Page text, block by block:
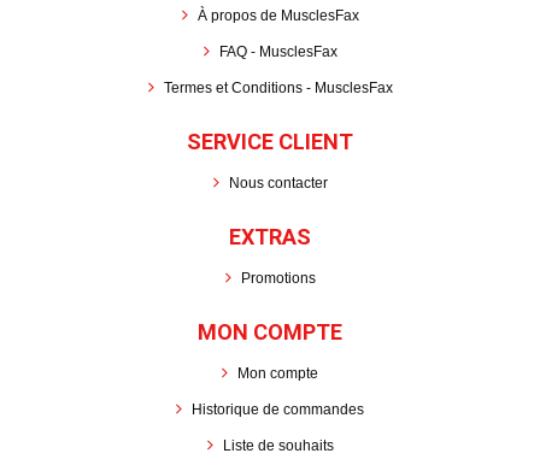
À propos de MusclesFax
FAQ - MusclesFax
Termes et Conditions - MusclesFax
SERVICE CLIENT
Nous contacter
EXTRAS
Promotions
MON COMPTE
Mon compte
Historique de commandes
Liste de souhaits